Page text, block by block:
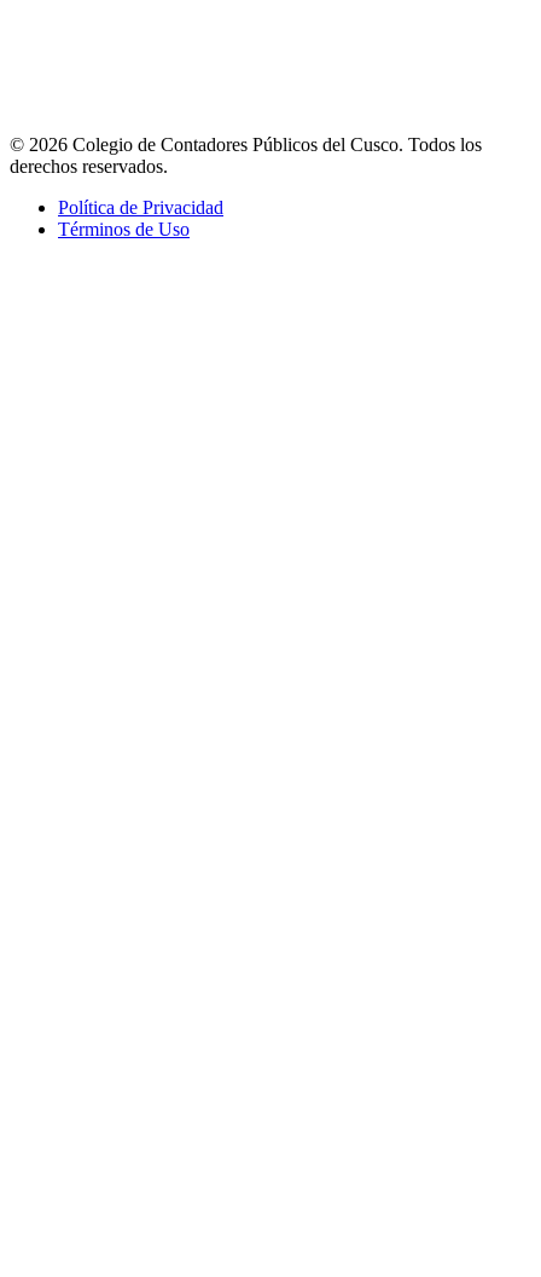
© 2026 Colegio de Contadores Públicos del Cusco. Todos los
derechos reservados.
Política de Privacidad
Términos de Uso